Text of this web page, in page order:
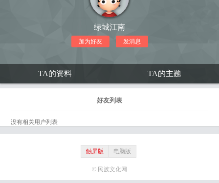
绿城江南
加为好友 发消息
TA的资料 TA的主题
好友列表
没有相关用户列表
触屏版 电脑版
© 民族文化网